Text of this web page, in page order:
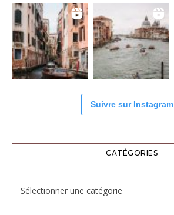
Suivre sur Instagram
CATÉGORIES
Catégories